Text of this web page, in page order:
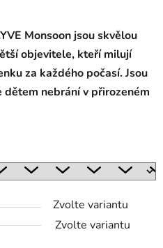
Monsoon jsou skvělou
objevitele, kteří milují
za každého počasí. Jsou
nebrání v přirozeném
Zvolte variantu
Zvolte variantu